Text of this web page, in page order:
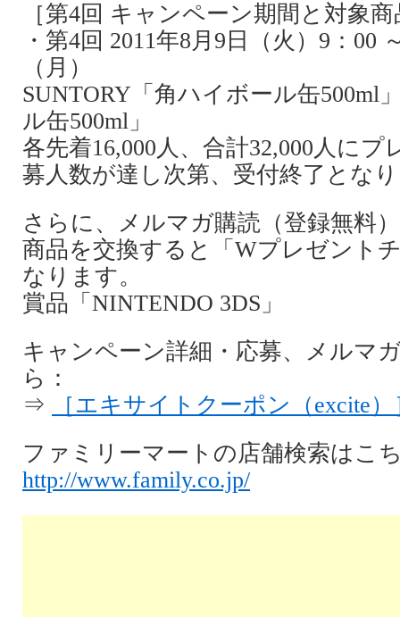
［第4回 キャンペーン期間と対象
・第4回 2011年8月9日（火）9：00
（月）
SUNTORY「角ハイボール缶500ml
ル缶500ml」
各先着16,000人、合計32,000人に
募人数が達し次第、受付終了とな
さらに、メルマガ購読（登録無料
商品を交換すると「Wプレゼント
なります。
賞品「NINTENDO 3DS」
キャンペーン詳細・応募、メルマ
ら：
⇒
［エキサイトクーポン（excite）
ファミリーマートの店舗検索はこ
http://www.family.co.jp/